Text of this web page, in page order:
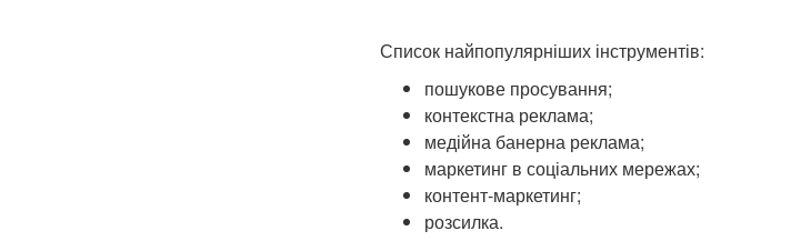
Список найпопулярніших інструментів:
пошукове просування;
контекстна реклама;
медійна банерна реклама;
маркетинг в соціальних мережах;
контент-маркетинг;
розсилка.